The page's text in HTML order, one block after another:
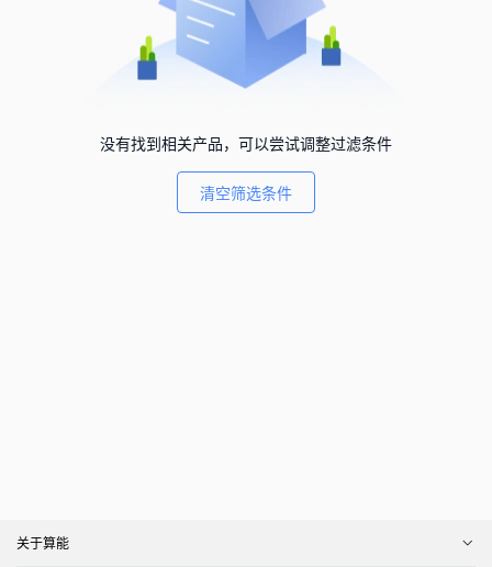
没有找到相关产品，可以尝试调整过滤条件
清空筛选条件
关于算能